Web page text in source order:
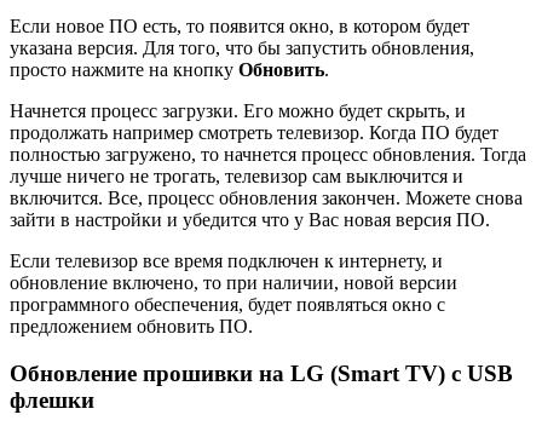
Если новое ПО есть, то появится окно, в котором будет
указана версия. Для того, что бы запустить обновления,
просто нажмите на кнопку Обновить.
Начнется процесс загрузки. Его можно будет скрыть, и
продолжать например смотреть телевизор. Когда ПО будет
полностью загружено, то начнется процесс обновления. Тогда
лучше ничего не трогать, телевизор сам выключится и
включится. Все, процесс обновления закончен. Можете снова
зайти в настройки и убедится что у Вас новая версия ПО.
Если телевизор все время подключен к интернету, и
обновление включено, то при наличии, новой версии
программного обеспечения, будет появляться окно с
предложением обновить ПО.
Обновление прошивки на LG (Smart TV) с USB
флешки